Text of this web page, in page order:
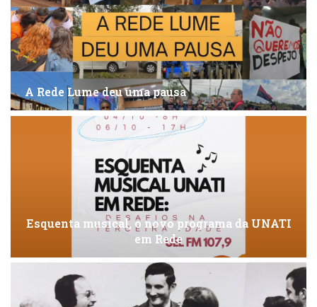
A Rede Lume deu uma pausa
Esquenta musical, o novo programa da UNATI
em Rede